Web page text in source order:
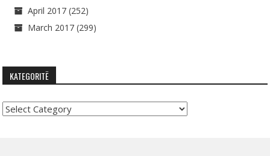
April 2017 (252)
March 2017 (299)
KATEGORITË
Kategoritë